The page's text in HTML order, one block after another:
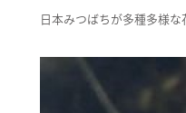
日本みつばちが多種多様